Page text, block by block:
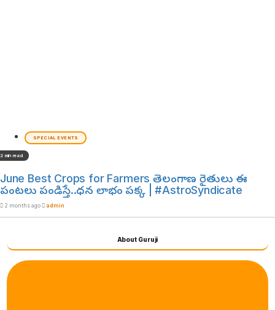
SPECIAL EVENTS
2 min read
June Best Crops for Farmers తెలంగాణ రైతులు ఈ
పంటలు పండిస్తే..ధన లాభం పక్క | #AstroSyndicate
2 months ago admin
About Guruji